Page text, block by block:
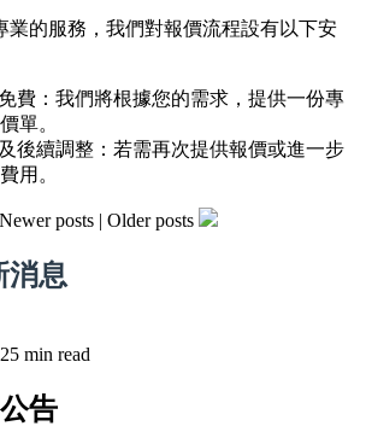
業的服務，我們對報價流程設有以下安
費：我們將根據您的需求，提供一份專
單。
後續調整：若需再次提供報價或進一步
用。
Newer posts | Older posts
消息
25 min read
告